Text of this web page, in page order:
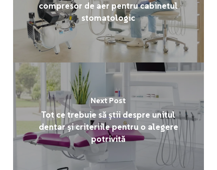
compresor de aer pentru cabinetul
stomatologic
Next Post
Tot ce trebuie să știi despre unitul
dentar și criteriile pentru o alegere
potrivită